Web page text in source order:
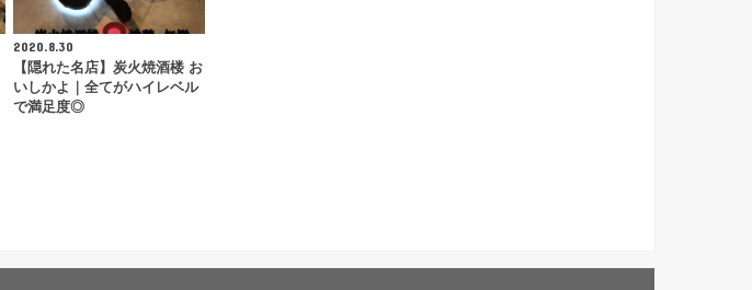
2020.8.30
【隠れた名店】炭火焼酒楼 お
いしかよ｜全てがハイレベル
で満足度◎